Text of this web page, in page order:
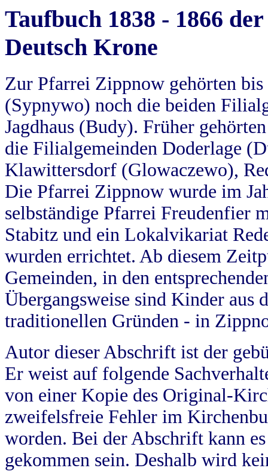
Taufbuch 1838 - 1866
Deutsch Krone
Zur Pfarrei Zippnow gehörten
(Sypnywo) noch die beiden
Jagdhaus (Budy). Früher
die Filialgemeinden Doderlage
Klawittersdorf (Glowaczewo),
Die Pfarrei Zippnow wurde im
selbständige Pfarrei Freudenfier
Stabitz und ein Lokalvikariat
wurden errichtet. Ab diesem
Gemeinden, in den
Übergangsweise sind Kinder aus
traditionellen Gründen - in
Autor dieser Abschrift ist der
Er weist auf folgende
von einer Kopie des Original-
zweifelsfreie Fehler im
worden. Bei der Abschrift kann
gekommen sein. Deshalb wird